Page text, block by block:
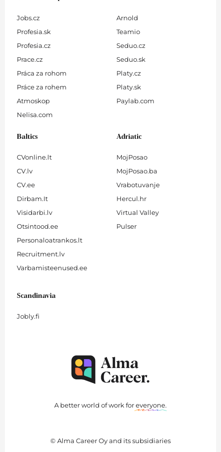
Jobs.cz
Profesia.sk
Profesia.cz
Prace.cz
Práca za rohom
Práce za rohem
Atmoskop
Nelisa.com
Arnold
Teamio
Seduo.cz
Seduo.sk
Platy.cz
Platy.sk
Paylab.com
Baltics
CVonline.lt
CV.lv
CV.ee
Dirbam.It
Visidarbi.lv
Otsintood.ee
Personaloatrankos.lt
Recruitment.lv
Varbamisteenused.ee
Adriatic
MojPosao
MojPosao.ba
Vrabotuvanje
Hercul.hr
Virtual Valley
Pulser
Scandinavia
Jobly.fi
A better world of work foreveryone.
© Alma Career Oy and its subsidiaries